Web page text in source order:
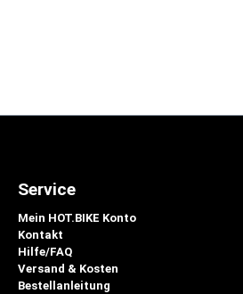
Service
Mein HOT.BIKE Konto
Kontakt
Hilfe/FAQ
Versand & Kosten
Bestellanleitung